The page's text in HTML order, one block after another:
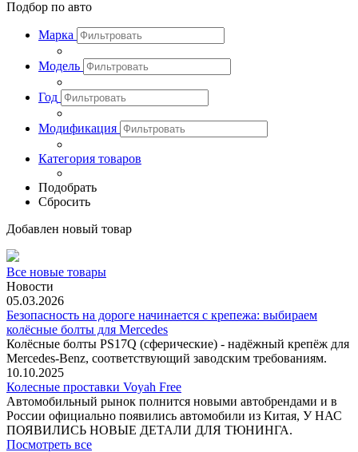
Подбор по авто
Марка
Модель
Год
Модификация
Категория товаров
Подобрать
Сбросить
Добавлен новый товар
Все новые товары
Новости
05.03.2026
Безопасность на дороге начинается с крепежа: выбираем
колёсные болты для Mercedes
Колёсные болты PS17Q (сферические) - надёжный крепёж для
Mercedes‑Benz, соответствующий заводским требованиям.
10.10.2025
Колесные проставки Voyah Free
Автомобильный рынок полнится новыми автобрендами и в
России официально появились автомобили из Китая, У НАС
ПОЯВИЛИСЬ НОВЫЕ ДЕТАЛИ ДЛЯ ТЮНИНГА.
Посмотреть все